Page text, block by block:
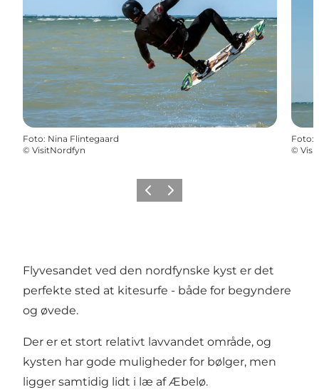
Foto: Nina Flintegaard
© VisitNordfyn
Foto:
©
Forrige billede
Næste billede
Flyvesandet ved den nordfynske kyst er det
perfekte sted at kitesurfe - både for begyndere
og øvede.
Der er et stort relativt lavvandet område, og
kysten har gode muligheder for bølger, men
ligger samtidig lidt i læ af Æbelø.